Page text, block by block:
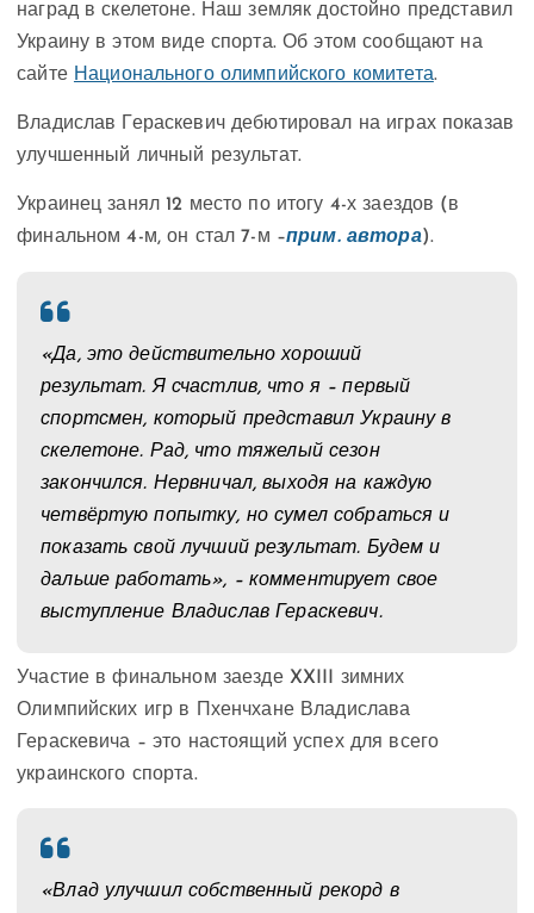
наград в скелетоне. Наш земляк достойно представил
Украину в этом виде спорта. Об этом сообщают на
сайте Национального олимпийского комитета.
Владислав Гераскевич дебютировал на играх показав
улучшенный личный результат.
Украинец занял 12 место по итогу 4-х заездов (в
финальном 4-м, он стал 7-м –прим. автора).
«Да, это действительно хороший
результат. Я счастлив, что я – первый
спортсмен, который представил Украину в
скелетоне. Рад, что тяжелый сезон
закончился. Нервничал, выходя на каждую
четвёртую попытку, но сумел собраться и
показать свой лучший результат. Будем и
дальше работать», – комментирует свое
выступление Владислав Гераскевич.
Участие в финальном заезде XXIII зимних
Олимпийских игр в Пхенчхане Владислава
Гераскевича – это настоящий успех для всего
украинского спорта.
«Влад улучшил собственный рекорд в